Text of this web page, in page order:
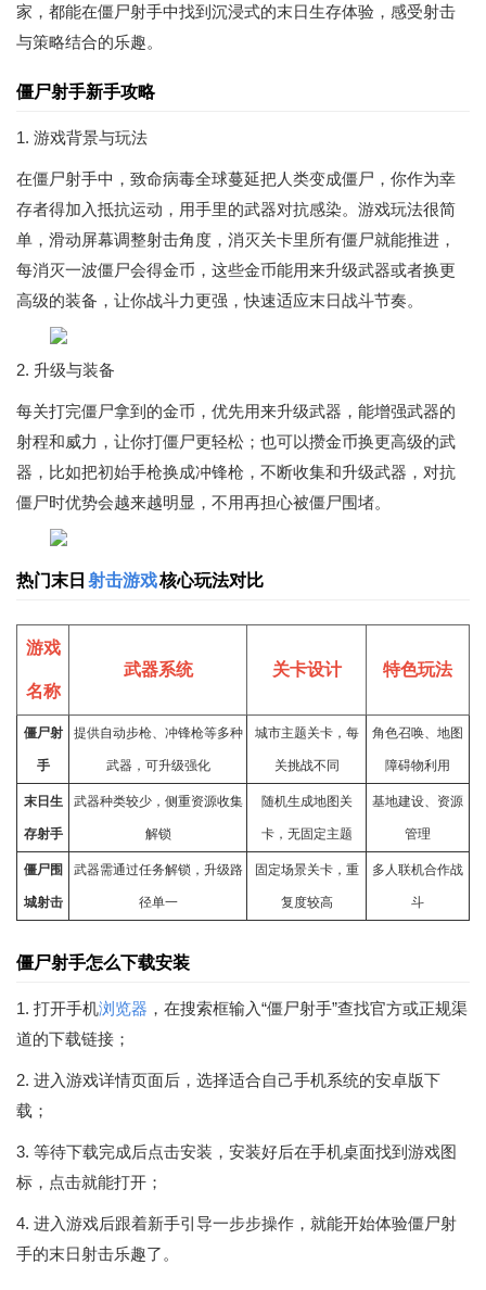
家，都能在僵尸射手中找到沉浸式的末日生存体验，感受射击
与策略结合的乐趣。
僵尸射手新手攻略
1. 游戏背景与玩法
在僵尸射手中，致命病毒全球蔓延把人类变成僵尸，你作为幸
存者得加入抵抗运动，用手里的武器对抗感染。游戏玩法很简
单，滑动屏幕调整射击角度，消灭关卡里所有僵尸就能推进，
每消灭一波僵尸会得金币，这些金币能用来升级武器或者换更
高级的装备，让你战斗力更强，快速适应末日战斗节奏。
2. 升级与装备
每关打完僵尸拿到的金币，优先用来升级武器，能增强武器的
射程和威力，让你打僵尸更轻松；也可以攒金币换更高级的武
器，比如把初始手枪换成冲锋枪，不断收集和升级武器，对抗
僵尸时优势会越来越明显，不用再担心被僵尸围堵。
热门末日 射击游戏核心玩法对比
游戏
名称
武器系统 关卡设计 特色玩法
僵尸射
手
提供自动步枪、冲锋枪等多种
武器，可升级强化
城市主题关卡，每
关挑战不同
角色召唤、地图
障碍物利用
末日生
存射手
武器种类较少，侧重资源收集
解锁
随机生成地图关
卡，无固定主题
基地建设、资源
管理
僵尸围
城射击
武器需通过任务解锁，升级路
径单一
固定场景关卡，重
复度较高
多人联机合作战
斗
僵尸射手怎么下载安装
1. 打开手机浏览器 ，在搜索框输入“僵尸射手”查找官方或正规渠
道的下载链接；
2. 进入游戏详情页面后，选择适合自己手机系统的安卓版下
载；
3. 等待下载完成后点击安装，安装好后在手机桌面找到游戏图
标，点击就能打开；
4. 进入游戏后跟着新手引导一步步操作，就能开始体验僵尸射
手的末日射击乐趣了。